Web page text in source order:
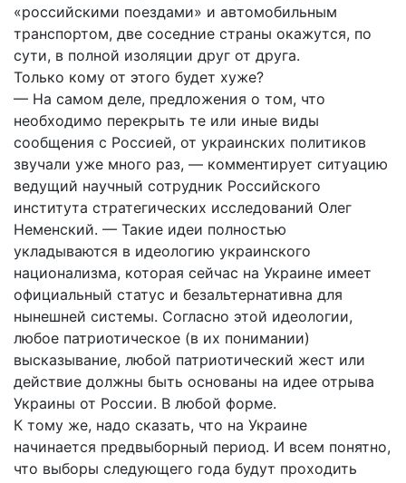
«российскими поездами» и автомобильным
транспортом, две соседние страны окажутся, по
сути, в полной изоляции друг от друга.
Только кому от этого будет хуже?
— На самом деле, предложения о том, что
необходимо перекрыть те или иные виды
сообщения с Россией, от украинских политиков
звучали уже много раз, — комментирует ситуацию
ведущий научный сотрудник Российского
института стратегических исследований Олег
Неменский. — Такие идеи полностью
укладываются в идеологию украинского
национализма, которая сейчас на Украине имеет
официальный статус и безальтернативна для
нынешней системы. Согласно этой идеологии,
любое патриотическое (в их понимании)
высказывание, любой патриотический жест или
действие должны быть основаны на идее отрыва
Украины от России. В любой форме.
К тому же, надо сказать, что на Украине
начинается предвыборный период. И всем понятно,
что выборы следующего года будут проходить